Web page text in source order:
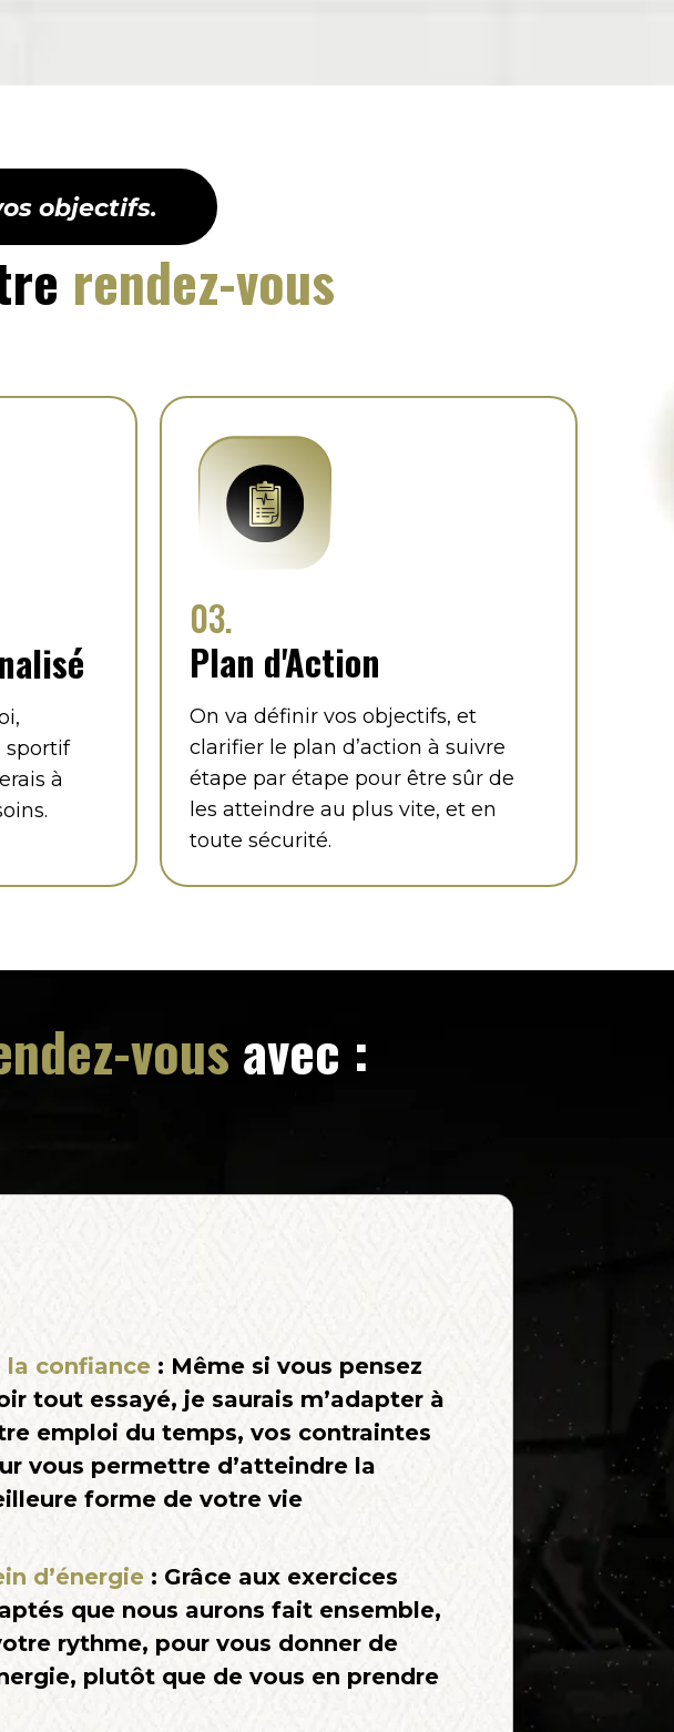
objectifs.
rendez-vous
sportif
à
03.
Plan d'Action
On va définir vos objectifs, et
clarifier le plan d’action à suivre
étape par étape pour être sûr de
les atteindre au plus vite, et en
toute sécurité.
vousavec :
la confiance : Même si vous pensez
tout essayé, je saurais m’adapter à
emploi du temps, vos contraintes
vous permettre d’atteindre la
forme de votre vie
d’énergie : Grâce aux exercices
que nous aurons fait ensemble,
rythme, pour vous donner de
plutôt que de vous en prendre